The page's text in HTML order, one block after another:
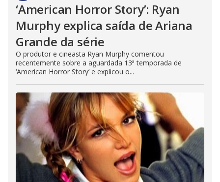
‘American Horror Story’: Ryan
Murphy explica saída de Ariana
Grande da série
O produtor e cineasta Ryan Murphy comentou
recentemente sobre a aguardada 13ª temporada de
‘American Horror Story’ e explicou o...